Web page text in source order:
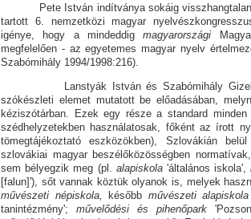
Pete István indítványa sokáig
tartott 6. nemzetközi ma­gyar
igénye, hogy a mindeddigmagyarországi
megfelelően -az egyetemes magyar nyelv
Szabómihály 1994/1998:216).
Lanstyák István és Szabómihály Gizella
szókészleti elemet mutatott be előadásában,
kéziszó­tár­ban. Ezek egy része a stan­dard
széd­hely­ze­tekben használatosak, főként az írott
tömegtájékoztató eszközökben), Szlovákián
szlovákiai magyar beszélőközösségben
sem bélyegzik meg (pl. alapiskola'általános iskola',
[falun]'), sőt vannak köztük olyanok is, melyek
művészeti népiskola,
később művészeti alapiskola
tanintézmény'; művelődési és pihenőpark